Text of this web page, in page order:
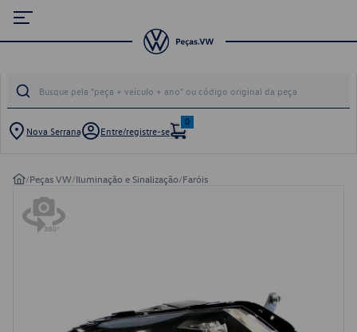
Nova Serrana Entre/registre-se
0
/Peças VW/Iluminação e Sinalização/Faróis